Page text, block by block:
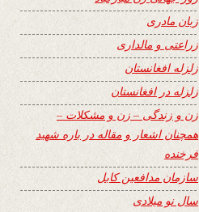
زبان مادری
زراعتی و مالداری
زلزله افغانستان
زلزله در افغانستان
زن و زندگی – زن و مشکلات –
همچنان اشعار و مقاله در باره شهید
فرخنده
سازمان مدافعین کابل
سال نو میلادی